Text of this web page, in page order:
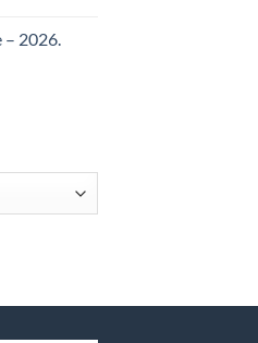
– 2026.